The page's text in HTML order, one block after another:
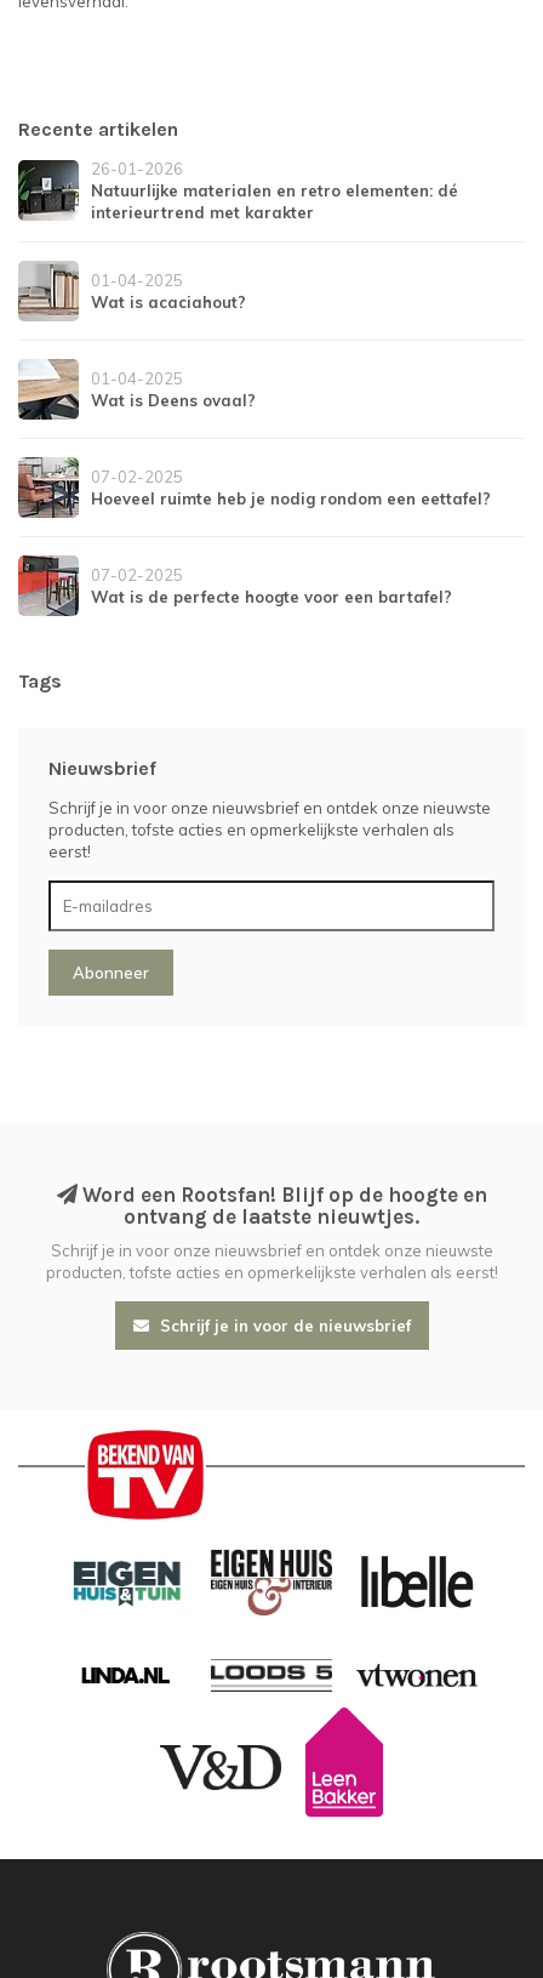
Recente artikelen
26-01-2026
Natuurlijke materialen en retro elementen: dé
interieurtrend met karakter
01-04-2025
Wat is acaciahout?
01-04-2025
Wat is Deens ovaal?
07-02-2025
Hoeveel ruimte heb je nodig rondom een eettafel?
07-02-2025
Wat is de perfecte hoogte voor een bartafel?
Tags
Nieuwsbrief
Schrijf je in voor onze nieuwsbrief en ontdek onze nieuwste
producten, tofste acties en opmerkelijkste verhalen als
eerst!
Abonneer
Word een Rootsfan! Blijf op de hoogte en
ontvang de laatste nieuwtjes.
Schrijf je in voor onze nieuwsbrief en ontdek onze nieuwste
producten, tofste acties en opmerkelijkste verhalen als eerst!
Schrijf je in voor de nieuwsbrief